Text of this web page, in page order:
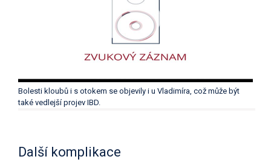
Bolesti kloubů i s otokem se objevily i u Vladimíra, což může být
také vedlejší projev IBD.
Další komplikace